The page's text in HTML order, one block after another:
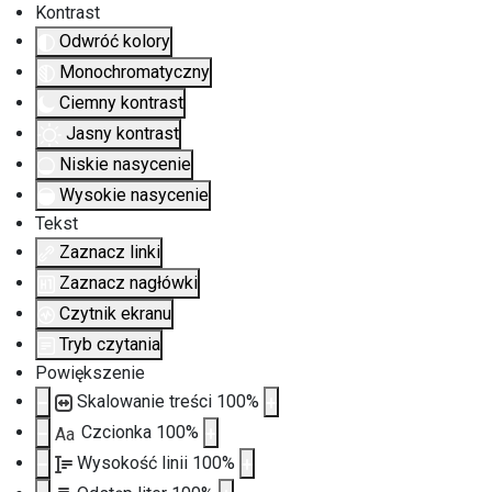
Kontrast
Odwróć kolory
Monochromatyczny
Ciemny kontrast
Jasny kontrast
Niskie nasycenie
Wysokie nasycenie
Tekst
Zaznacz linki
Zaznacz nagłówki
Czytnik ekranu
Tryb czytania
Powiększenie
Skalowanie treści 100%
Aa Czcionka 100%
Wysokość linii 100%